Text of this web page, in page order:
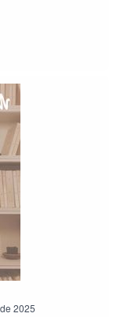
2025